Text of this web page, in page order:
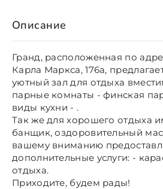
Описание
Гранд, расположенная по
Карла Маркса, 176а,
уютный зал для отдыха
парные комнаты - финская
виды кухни - .
Так же для хорошего отдыха
банщик, оздоровительный
вашему вниманию
дополнительные услуги: -
отдыха.
Приходите, будем рады!